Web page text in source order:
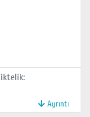
:
Ayrıntı